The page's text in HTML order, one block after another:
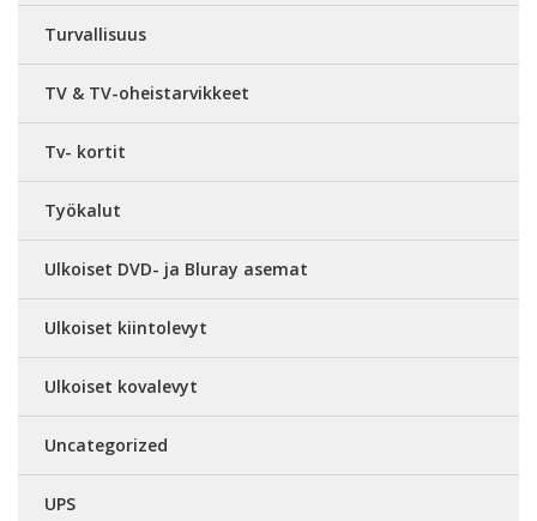
Turvallisuus
TV & TV-oheistarvikkeet
Tv- kortit
Työkalut
Ulkoiset DVD- ja Bluray asemat
Ulkoiset kiintolevyt
Ulkoiset kovalevyt
Uncategorized
UPS